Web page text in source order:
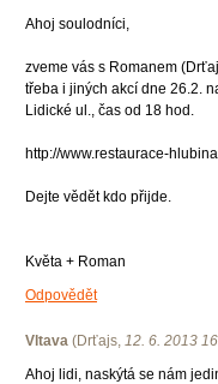
Ahoj soulodníci,
zveme vás s Romanem
třeba i jiných akcí dne 26.2.
Lidické ul., čas od 18 hod.
http://www.restaurace-
Dejte vědět kdo přijde.
Květa + Roman
Odpovědět
Vltava (Drťajs, 12. 6. 2013
Ahoj lidi, naskýtá se nám